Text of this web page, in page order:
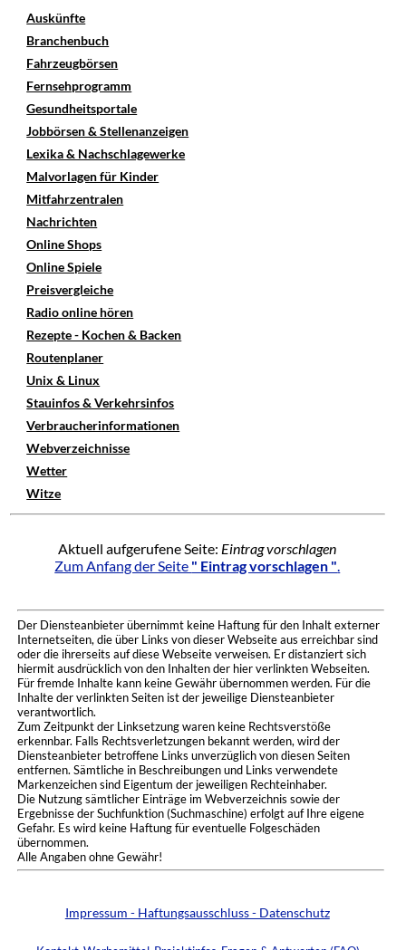
Auskünfte
Branchenbuch
Fahrzeugbörsen
Fernsehprogramm
Gesundheitsportale
Jobbörsen & Stellenanzeigen
Lexika & Nachschlagewerke
Malvorlagen für Kinder
Mitfahrzentralen
Nachrichten
Online Shops
Online Spiele
Preisvergleiche
Radio online hören
Rezepte - Kochen & Backen
Routenplaner
Unix & Linux
Stauinfos & Verkehrsinfos
Verbraucherinformationen
Webverzeichnisse
Wetter
Witze
Aktuell aufgerufene Seite: Eintrag vorschlagen
Zum Anfang der Seite " Eintrag vorschlagen ".
Der Diensteanbieter übernimmt keine Haftung für den Inhalt externer
Internetseiten, die über Links von dieser Webseite aus erreichbar sind
oder die ihrerseits auf diese Webseite verweisen. Er distanziert sich
hiermit ausdrücklich von den Inhalten der hier verlinkten Webseiten.
Für fremde Inhalte kann keine Gewähr übernommen werden. Für die
Inhalte der verlinkten Seiten ist der jeweilige Diensteanbieter
verantwortlich.
Zum Zeitpunkt der Linksetzung waren keine Rechtsverstöße
erkennbar. Falls Rechtsverletzungen bekannt werden, wird der
Diensteanbieter betroffene Links unverzüglich von diesen Seiten
entfernen. Sämtliche in Beschreibungen und Links verwendete
Markenzeichen sind Eigentum der jeweiligen Rechteinhaber.
Die Nutzung sämtlicher Einträge im Webverzeichnis sowie der
Ergebnisse der Suchfunktion (Suchmaschine) erfolgt auf Ihre eigene
Gefahr. Es wird keine Haftung für eventuelle Folgeschäden
übernommen.
Alle Angaben ohne Gewähr!
Impressum - Haftungsausschluss - Datenschutz